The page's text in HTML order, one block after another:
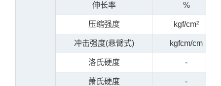
伸长率 %
压缩强度 kgf/cm²
冲击强度(悬臂式) kgfcm/cm
洛氏硬度 -
萧氏硬度 -